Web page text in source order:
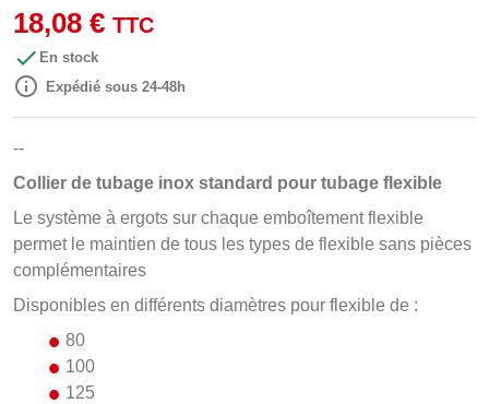
18,08 € TTC
 En stock
 Expédié sous 24-48h
--
Collier de tubage inox standard pour tubage flexible
Le système à ergots sur chaque emboîtement flexible
permet le maintien de tous les types de flexible sans pièces
complémentaires
Disponibles en différents diamètres pour flexible de :
80
100
125